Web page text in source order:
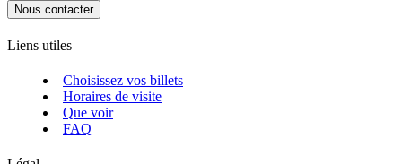
Nous contacter
Liens utiles
Choisissez vos billets
Horaires de visite
Que voir
FAQ